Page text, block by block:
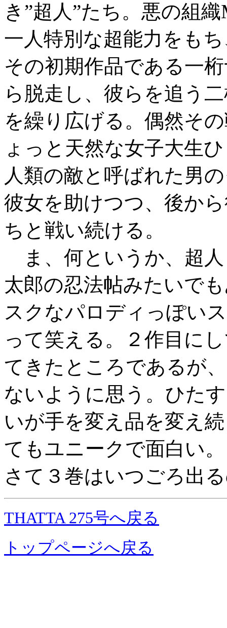
き”超人”たち。悪の組
一人特別な超能力をも
その初期作品である一
ら脱走し、彼らを追う
を繰り広げる。偶然そ
ょっと天然な女子大生
人類の敵と呼ばれた男
彼女を助けつつ、後か
ちと戦い続ける。
ま、何というか、超
太郎の忍法帖みたいで
スクなパロディっぽい
って笑える。２作目に
てきたところであるが
ないように思う。ひた
いが手を変え品を変え
てもユニークで面白い
さて３巻はいつごろ出
THATTA 275号へ戻る
トップページへ戻る